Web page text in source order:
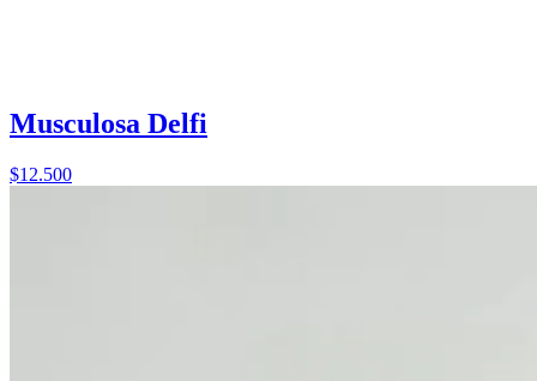
Musculosa Delfi
$12.500